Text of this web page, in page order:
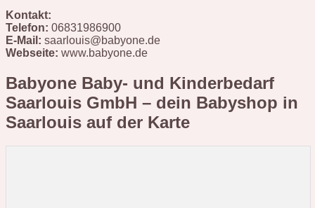
Kontakt:
Telefon: 06831986900
E-Mail: saarlouis@babyone.de
Webseite: www.babyone.de
Babyone Baby- und Kinderbedarf
Saarlouis GmbH – dein Babyshop in
Saarlouis auf der Karte